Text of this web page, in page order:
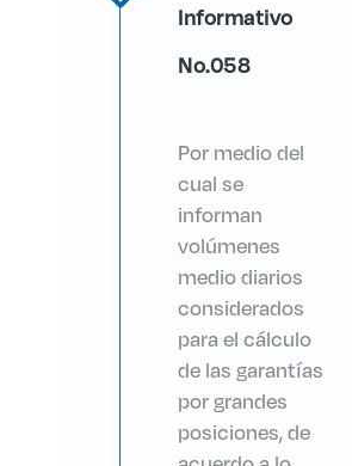
Informativo
No.058
Por medio del
cual se
informan
volúmenes
medio diarios
considerados
para el cálculo
de las garantías
por grandes
posiciones, de